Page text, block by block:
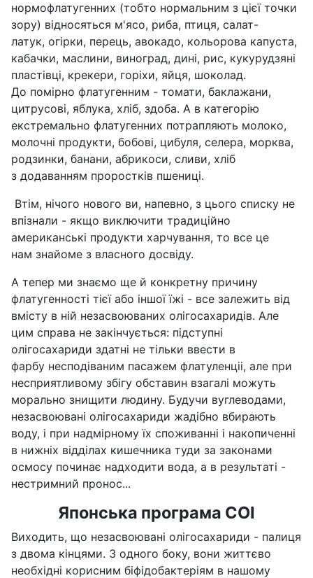
нормофлатугенних (тобто нормальним з цієї точки
зору) відносяться м'ясо, риба, птиця, салат-
латук, огірки, перець, авокадо, кольорова капуста,
кабачки, маслини, виноград, дині, рис, кукурудзяні
пластівці, крекери, горіхи, яйця, шоколад.
До помірно флатугенним - томати, баклажани,
цитрусові, яблука, хліб, здоба. А в категорію
екстремально флатугенних потрапляють молоко,
молочні продукти, бобові, цибуля, селера, морква,
родзинки, банани, абрикоси, сливи, хліб
з додаванням проростків пшениці.
Втім, нічого нового ви, напевно, з цього списку не
впізнали - якщо виключити традиційно
американські продукти харчування, то все це
нам знайоме з власного досвіду.
А тепер ми знаємо ще й конкретну причину
флатугенності тієї або іншої їжі - все залежить від
вмісту в ній незасвоюваних олігосахаридів. Але
цим справа не закінчується: підступні
олігосахариди здатні не тільки ввести в
фарбу несподіваним пасажем флатуленціі, але при
несприятливому збігу обставин взагалі можуть
морально знищити людину. Будучи вуглеводами,
незасвоювані олігосахариди жадібно вбирають
воду, і при надмірному їх споживанні і накопиченні
в нижніх відділах кишечника туди за законами
осмосу починає надходити вода, а в результаті -
нестримний пронос...
Японська програма СОІ
Виходить, що незасвоювані олігосахариди - палиця
з двома кінцями. З одного боку, вони життєво
необхідні корисним біфідобактеріям в нашому